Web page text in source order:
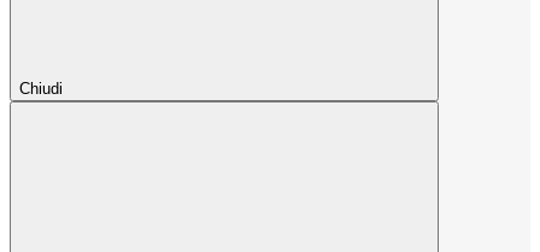
Chiudi